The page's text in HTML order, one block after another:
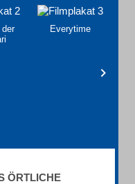
der
Everytime
ÖRTLICHE